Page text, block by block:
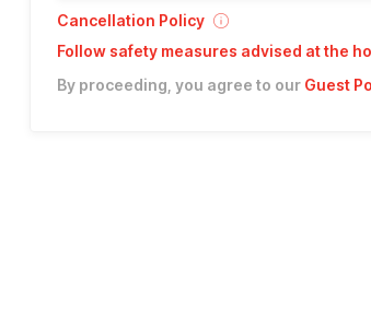
Cancellation Policy
Follow safety measures advised at the
By proceeding, you agree to our Guest